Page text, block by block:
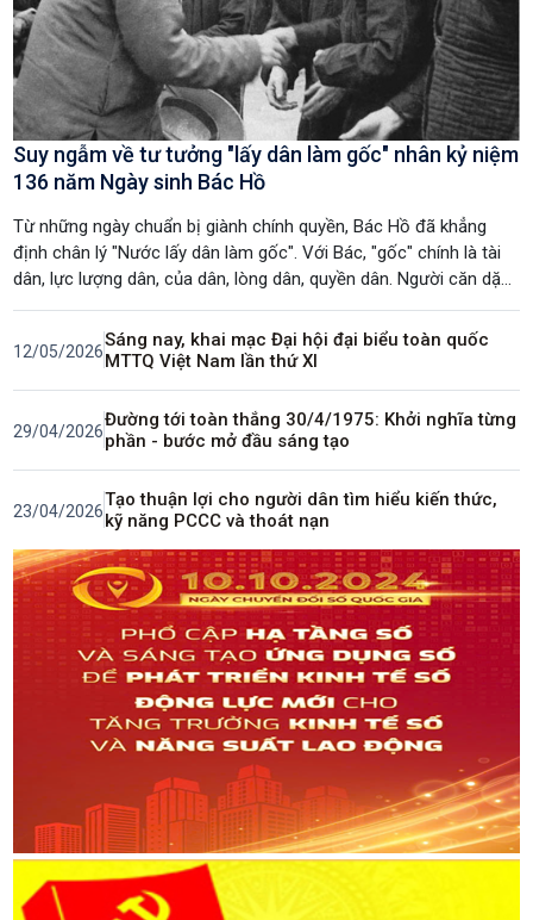
Suy ngẫm về tư tưởng "lấy dân làm gốc" nhân kỷ niệm
136 năm Ngày sinh Bác Hồ
Từ những ngày chuẩn bị giành chính quyền, Bác Hồ đã khẳng
định chân lý "Nước lấy dân làm gốc". Với Bác, "gốc" chính là tài
dân, lực lượng dân, của dân, lòng dân, quyền dân. Người căn dặn:
"Gốc có vững cây mới bền. Xây lầu thắng lợi trên nền nhân dân"
(1). Tư tưởng ấy được Bác cụ thể hóa bằng những luận điểm
giản dị mà thấm thía: "Bao nhiêu lợi ích đều vì dân. Bao nhiêu
nhiệm của dân...Nói tóm lại, quyền hành và lực lượng đều ở nơi
dân (2).Đặc biệt, Bác luôn coi trọng chính quyền cơ sở - cấp gần
chức năng, nhiệm vụ, tránh chồng chéo và mỗi cán bộ thực sự là
"công bộc của dân". Người chỉ rõ tinh, gọn bộ máy là nhằm xây
quả, mang lại lợi ích cho đất nước; tránh rườm rà, cồng kềnh,
thực hiện chủ trương nhanh, gọn và tiện lợi; góp phần giảm bớt
chi phí ngân sách và mang lại lợi ích thiết thực cho nhân dân.Bác
yêu cầu: "…tổ chức còn kềnh càng, thừa người, phải sắp xếp cho
gọn gàng, hợp lý…" (3); "Về biên chế - từ các bộ, các ngành và
các địa phương, bộ máy đều quá cồng kềnh và càng ngày càng
phình ra. Vì vậy mà sinh ra quan liêu, lãng phí" (4). Người phê
phán tình trạng bộ máy cồng kềnh, quan liêu, xa rời thực tiễn, coi
đó là một trong những nguyên nhân làm giảm sút hiệu quả quản
lý và ảnh hưởng đến niềm tin của nhân dân.Những lời dạy của
Bác mãi mãi là kim chỉ nam cho công cuộc xây dựng Nhà nước
pháp quyền xã hội chủ nghĩa Việt Nam tinh gọn, hiệu lực, hiệu
quả, lấy người dân làm trung tâm. Việc chuyển đổi mô hình chính
quyền địa phương 2 cấp (cấp tỉnh và cấp xã) hiện nay có ý nghĩa
12/05/2026
Sáng nay, khai mạc Đại hội đại biểu toàn quốc
MTTQ Việt Nam lần thứ XI
29/04/2026
Đường tới toàn thắng 30/4/1975: Khởi nghĩa từng
phần - bước mở đầu sáng tạo
23/04/2026
Tạo thuận lợi cho người dân tìm hiểu kiến thức,
kỹ năng PCCC và thoát nạn